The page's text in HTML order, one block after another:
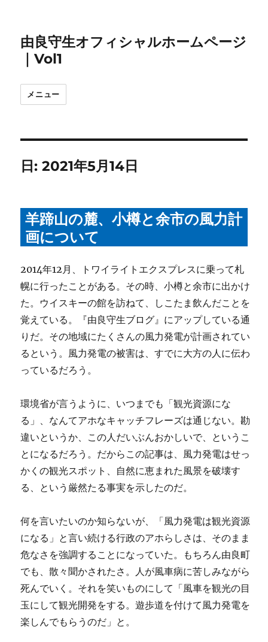
由良守生オフィシャルホームページ
｜Vol1
メニュー
日:2021年5月14日
羊蹄山の麓、小樽と余市の風力計
画について
2014年12月、トワイライトエクスプレスに乗って札
幌に行ったことがある。その時、小樽と余市に出かけ
た。ウイスキーの館を訪ねて、しこたま飲んだことを
覚えている。『由良守生ブログ』にアップしている通
りだ。その地域にたくさんの風力発電が計画されてい
るという。風力発電の被害は、すでに大方の人に伝わ
っているだろう。
環境省が言うように、いつまでも「観光資源にな
る」、なんてアホなキャッチフレーズは通じない。勘
違いというか、この人だいぶんおかしいで、というこ
とになるだろう。だからこの記事は、風力発電はせっ
かくの観光スポット、自然に恵まれた風景を破壊す
る、という厳然たる事実を示したのだ。
何を言いたいのか知らないが、「風力発電は観光資源
になる」と言い続ける行政のアホらしさは、そのまま
危なさを強調することになっていた。もちろん由良町
でも、散々聞かされたさ。人が風車病に苦しみながら
死んでいく。それを笑いものにして「風車を観光の目
玉にして観光開発をする。遊歩道を付けて風力発電を
楽しんでもらうのだ」と。